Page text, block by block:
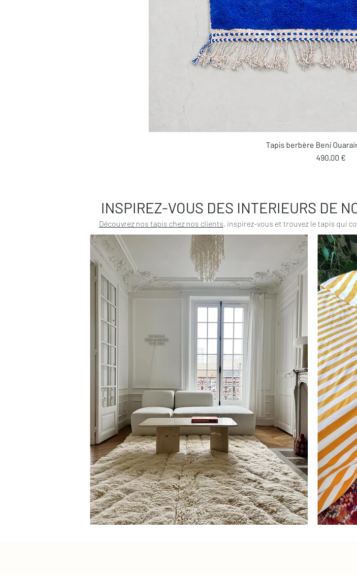
Aperçu rapide
Tapis berbère Beni
Prix
490,00 €
INSPIREZ-VOUS DES INTERIEURS DE
Découvrez nos tapis chez nos clients, inspirez-vous et trouvez le tapis qui